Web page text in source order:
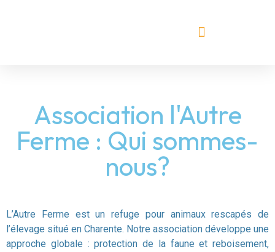
Association l'Autre
Ferme : Qui sommes-
nous?
L’Autre Ferme est un refuge pour animaux rescapés de
l’élevage situé en Charente. Notre association développe une
approche globale : protection de la faune et reboisement,